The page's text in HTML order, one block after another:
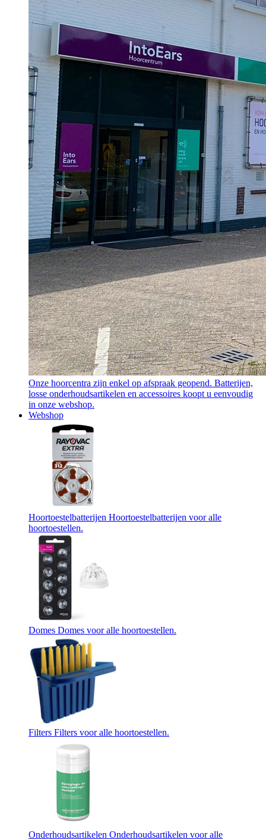
Onze hoorcentra zijn enkel op afspraak geopend. Batterijen,
losse onderhoudsartikelen en accessoires koopt u eenvoudig
in onze webshop.
Webshop
Hoortoestelbatterijen Hoortoestelbatterijen voor alle
hoortoestellen.
Domes Domes voor alle hoortoestellen.
Filters Filters voor alle hoortoestellen.
Onderhoudsartikelen Onderhoudsartikelen voor alle